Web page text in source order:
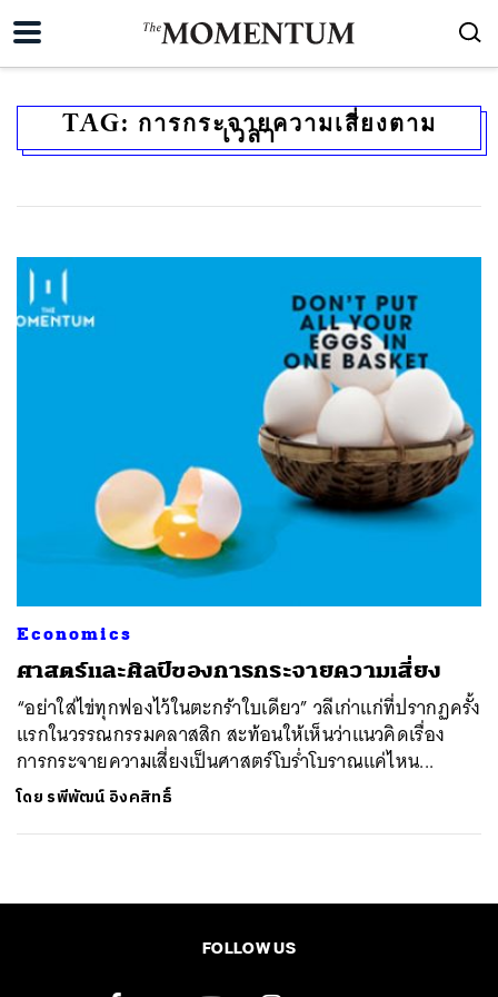
TAG: การกระจายความเสี่ยงตาม
เวลา
Economics
ศาสตร์และศิลป์ของการกระจายความเสี่ยง
“อย่าใส่ไข่ทุกฟองไว้ในตะกร้าใบเดียว” วลีเก่าแก่ที่ปรากฏครั้ง
แรกในวรรณกรรมคลาสสิก สะท้อนให้เห็นว่าแนวคิดเรื่อง
การกระจายความเสี่ยงเป็นศาสตร์โบร่ำโบราณแค่ไหน...
โดย รพีพัฒน์ อิงคสิทธิ์
FOLLOW US
SHARE TWEET